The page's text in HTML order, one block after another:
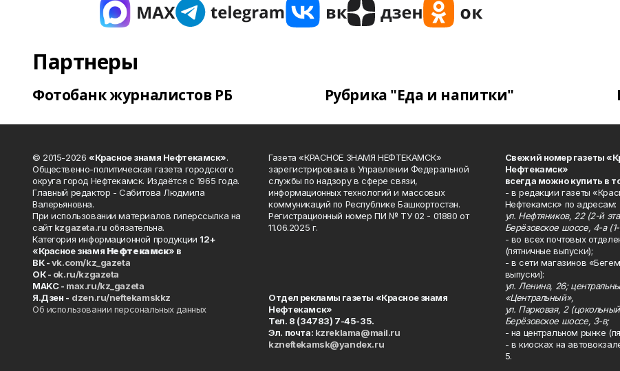
Партнеры
Фотобанк журналистов РБ Рубрика "Еда и напитки"
© 2015-2026 «Красное знамя Нефтекамск».
Общественно-политическая газета городского
округа город Нефтекамск. Издаётся с 1965 года.
Главный редактор - Сабитова Людмила
Валерьяновна.
При использовании материалов гиперссылка на
сайтkzgazeta.ru обязательна.
Категория информационной продукции 12+
«Красное знамя Нефтекамск» в
ВК -vk.com/kz_gazeta
ОК - ok.ru/kzgazeta
MAKC - max.ru/kz_gazeta
Я.Дзен - dzen.ru/neftekamskkz
Об использовании персональных данных
Газета «КРАСНОЕ ЗНАМЯ НЕФТЕКАМСК»
зарегистрирована в Управлении Федеральной
службы по надзору в сфере связи,
информационных технологий и массовых
коммуникаций по Республике Башкортостан.
Регистрационный номер ПИ № ТУ 02 - 01880 от
11.06.2025 г.
Отдел рекламы газеты «Красное знамя
Нефтекамск»
Тел. 8 (34783) 7-45-35.
Эл. почта: kzreklama@mail.ru
kzneftekamsk@yandex.ru
Свежий номер газеты
Нефтекамск»
всегда можно купить в
- в редакции газеты
Нефтекамск» по адресам:
ул. Нефтяников, 22 (2-й
Берёзовское шоссе, 4-а
- во всех почтовых
(пятничные выпуски);
- в сети магазинов
выпуски):
ул. Ленина, 26;
«Центральный»,
ул. Парковая, 2
Берёзовское шоссе, 3-в;
- на центральном рынке
- в киосках на
5.